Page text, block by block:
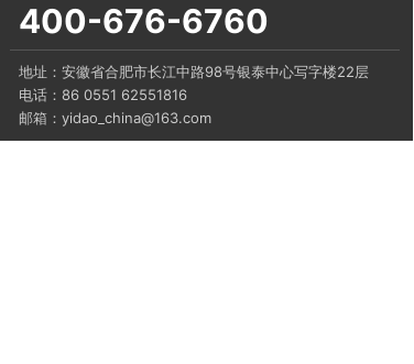
400-676-6760
地址： 安徽省合肥市长江中路98号银泰中心写字楼22层
电话：86 0551 62551816
邮箱：yidao_china@163.com